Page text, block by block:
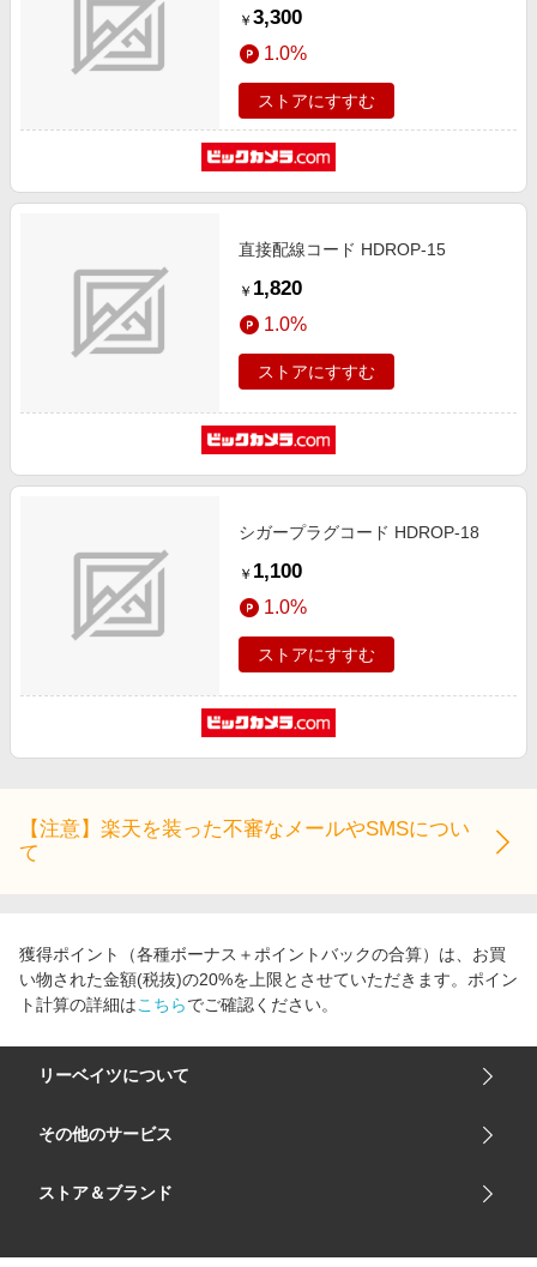
￥ 3,300
1.0%
ストアにすすむ
直接配線コード HDROP-15
￥ 1,820
1.0%
ストアにすすむ
シガープラグコード HDROP-18
￥ 1,100
1.0%
ストアにすすむ
【注意】楽天を装った不審なメールやSMSについ
て
獲得ポイント（各種ボーナス＋ポイントバックの合算）は、お買
い物された金額(税抜)の20%を上限とさせていただきます。ポイン
ト計算の詳細はこちらでご確認ください。
リーベイツについて
会社概要
サイトマップ
その他のサービス
楽天市場
ストア＆ブランド